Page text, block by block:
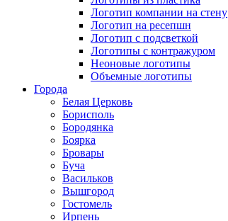
Логотип компании на стену
Логотип на ресепшн
Логотип с подсветкой
Логотипы с контражуром
Неоновые логотипы
Объемные логотипы
Города
Белая Церковь
Борисполь
Бородянка
Боярка
Бровары
Буча
Васильков
Вышгород
Гостомель
Ирпень